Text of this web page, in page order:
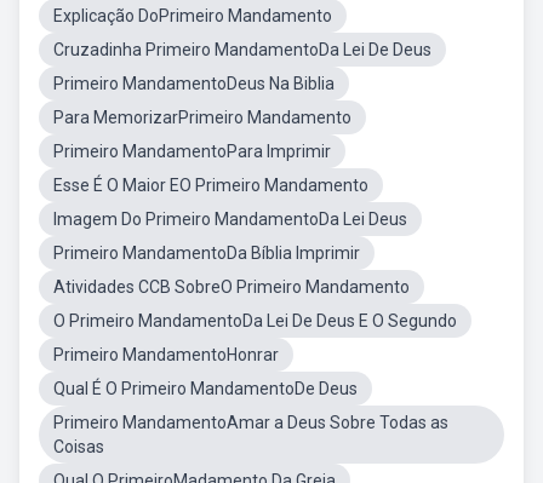
Explicação DoPrimeiro Mandamento
Cruzadinha Primeiro MandamentoDa Lei De Deus
Primeiro MandamentoDeus Na Biblia
Para MemorizarPrimeiro Mandamento
Primeiro MandamentoPara Imprimir
Esse É O Maior EO Primeiro Mandamento
Imagem Do Primeiro MandamentoDa Lei Deus
Primeiro MandamentoDa Bíblia Imprimir
Atividades CCB SobreO Primeiro Mandamento
O Primeiro MandamentoDa Lei De Deus E O Segundo
Primeiro MandamentoHonrar
Qual É O Primeiro MandamentoDe Deus
Primeiro MandamentoAmar a Deus Sobre Todas as
Coisas